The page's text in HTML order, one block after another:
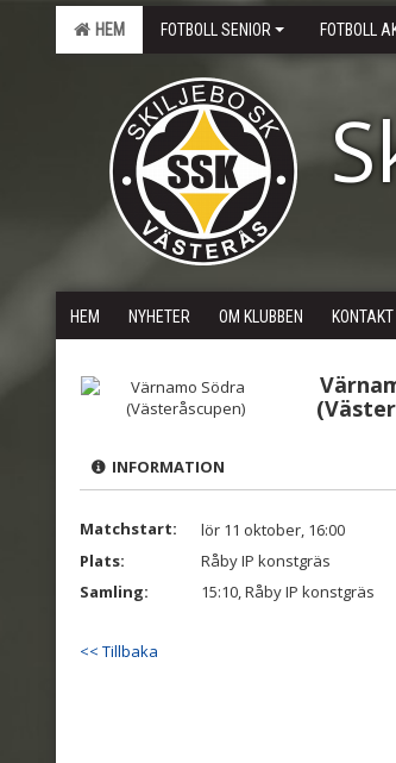
HEM FOTBOLL SENIOR FOTBOLL
HEM NYHETER OM KLUBBEN KONTAKT
INFORMATION
Matchstart:
lör 11 oktober, 16:00
Plats:
Råby IP konstgräs
Samling:
15:10, Råby IP konstgräs
<< Tillbaka